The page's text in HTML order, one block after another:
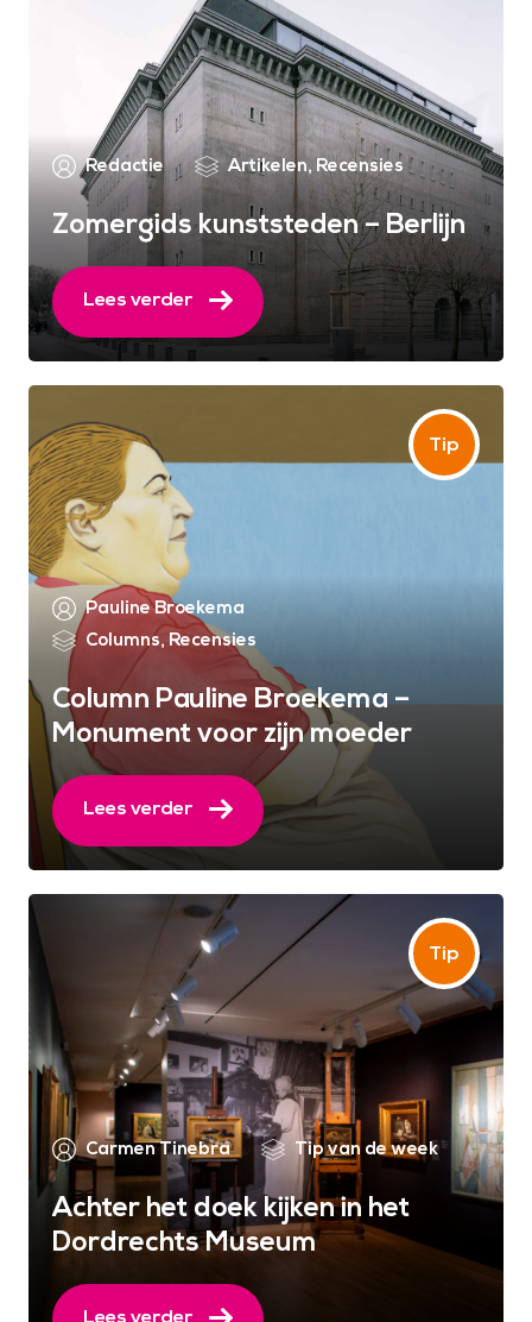
Redactie Artikelen, Recensies
Zomergids kunststeden – Berlijn
Lees verder
Pauline Broekema
Columns, Recensies
Column Pauline Broekema –
Monument voor zijn moeder
Lees verder
Carmen Tinebra Tip van de week
Achter het doek kijken in het
Dordrechts Museum
Lees verder